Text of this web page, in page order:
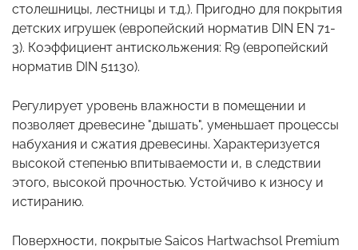
столешницы, лестницы и т.д.). Пригодно для покрытия
детских игрушек (европейский норматив DIN EN 71-
3). Коэффициент антискольжения: R9 (европейский
норматив DIN 51130).
Регулирует уровень влажности в помещении и
позволяет древесине "дышать", уменьшает процессы
набухания и сжатия древесины. Характеризуется
высокой степенью впитываемости и, в следствии
этого, высокой прочностью. Устойчиво к износу и
истиранию.
Поверхности, покрытые Saicos Hartwachsol Premium